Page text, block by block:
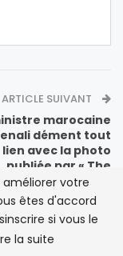
ARTICLE SUIVANT
marocaine
dément tout
lien avec la photo
publiée par « The
Australian »
améliorer votre
êtes d'accord
si vous le
la suite